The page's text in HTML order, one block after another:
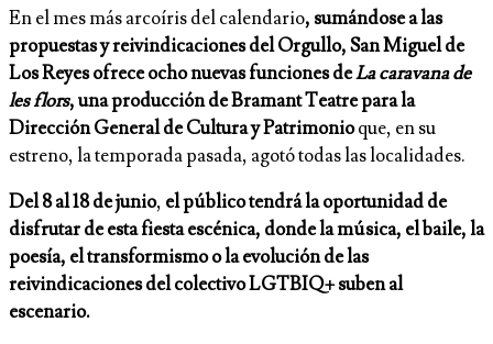
En el mes más arcoíris del calendario, sumándose a las
propuestas y reivindicaciones del Orgullo, San Miguel de
Los Reyes ofrece ocho nuevas funciones deLa caravana de
les flors, una producción de Bramant Teatre para la
Dirección General de Cultura y Patrimonioque, en su
estreno, la temporada pasada, agotó todas las localidades.
Del 8 al 18 de junio, el público tendrá la oportunidad de
disfrutar de esta fiesta escénica, donde la música, el baile, la
poesía, el transformismo o la evolución de las
reivindicaciones del colectivo LGTBIQ+ suben al
escenario.